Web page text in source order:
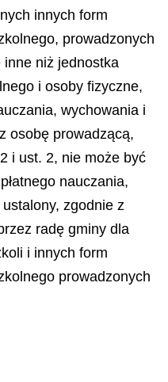
innych form
prowadzonych
niż jednostka
i osoby fizyczne,
wychowania i
osobę prowadzącą,
i ust. 2, nie może być
nauczania,
zgodnie z
radę gminy dla
i innych form
prowadzonych